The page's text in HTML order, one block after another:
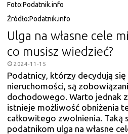
Foto:Podatnik.info
Źródło:Podatnik.info
Ulga na własne cele
co musisz wiedzieć?
2024-11-15
Podatnicy, którzy decydują się
nieruchomości, są
dochodowego. Warto jednak
istnieje możliwość obniżenia
całkowitego zwolnienia. Taką
podatnikom ulga na własne